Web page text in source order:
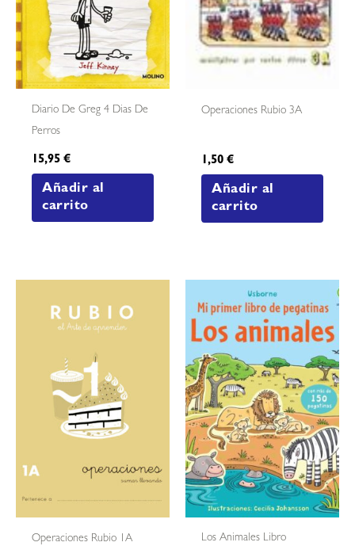
Diario De Greg 4 Dias De
Perros
15,95€
Añadir al
carrito
Operaciones Rubio 3A
1,50€
Añadir al
carrito
Operaciones Rubio 1A
Los Animales Libro